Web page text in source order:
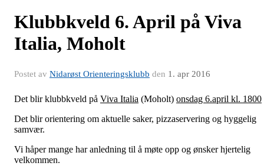
Klubbkveld 6. April på Viva
Italia, Moholt
Postet av Nidarøst Orienteringsklubb den 1. apr 2016
Det blir klubbkveld på Viva Italia (Moholt) onsdag 6.april kl. 1800
Det blir orientering om aktuelle saker, pizzaservering og hyggelig
samvær.
Vi håper mange har anledning til å møte opp og ønsker hjertelig
velkommen.